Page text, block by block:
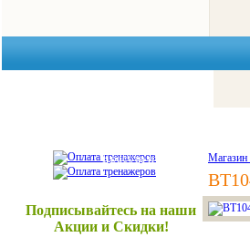
Красота и здоровье
Подписывайтесь на наши
Акции и Скидки!